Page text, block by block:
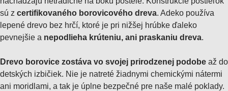
sú z certifikovaného borovicového dreva. Adeko používa
lepené drevo bez hrčí, ktoré je pri nižšej hrúbke ďaleko
pevnejšie a nepodlieha krúteniu, ani praskaniu dreva.
Drevo borovice zostáva vo svojej prirodzenej podobe až do
detských izbičiek. Nie je natreté žiadnymi chemickými nátermi
ani moridlami, a tak je úplne bezpečné pre naše malé poklady.